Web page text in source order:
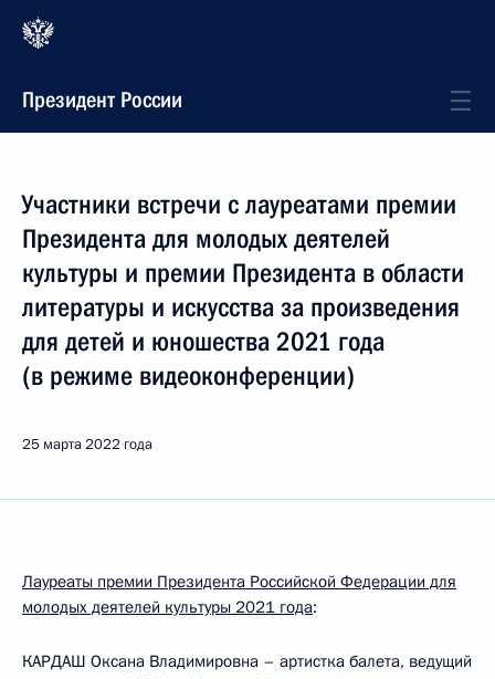
Президент России
Участники встречи с лауреатами премии
Президента для молодых деятелей
культуры и премии Президента в области
литературы и искусства за произведения
для детей и юношества 2021 года
(в режиме видеоконференции)
25 марта 2022 года
Лауреаты премии Президента Российской Федерации для
молодых деятелей культуры 2021 года:
КАРДАШ Оксана Владимировна – артистка балета, ведущий